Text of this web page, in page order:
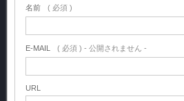
名前 ( 必須 )
E-MAIL ( 必須 ) - 公開されません -
URL